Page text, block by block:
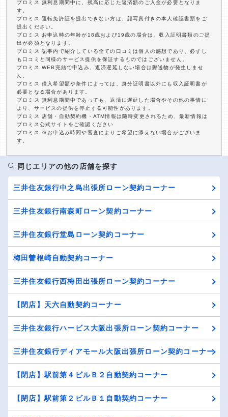
プロミス 無利息期間中に、残高に応じた返済額のご入金が必要となりま
す。
プロミス 運転免許証を提出できない方は、顔写真付きの本人確認書類をご
提出ください。
プロミス お申込時の年齢が18歳および19歳の場合は、収入証明書類のご提
出が必須となります。
プロミス 記事内で紹介している全ての口コミは個人の感想であり、必ずし
も口コミと同様のサービス提供を保証するものではございません。
プロミス WEB完結で申込み、返済遅延しない場合は郵送物が発生しませ
ん。
プロミス 借入希望額や条件によっては、身分証明書以外にも収入証明書が
必要となる場合があります。
プロミス 無利息期間中であっても、返済に遅延した場合やその他の事情に
より、サービスの提供を停止する可能性があります。
プロミス 店舗・自動契約機・ATM情報は随時変更されるため、最新情報は
プロミス公式サイトをご確認ください
プロミス ※お申込み時間や審査によりご希望に添えない場合がございま
す。
同じエリアの他の店舗を探す
三井住友銀行中之島出張所ローン契約コーナー
三井住友銀行南森町ローン契約コーナー
三井住友銀行堂島ローン契約コーナー
梅田曽根崎自動契約コーナー
三井住友銀行西梅田出張所ローン契約コーナー
【閉店】天六自動契約コーナー
三井住友銀行ハービス大阪出張所ローン契約コーナー
三井住友銀行ディアモール大阪出張所ローン契約コーナー
【閉店】駅前第４ビルＢ２自動契約コーナー
【閉店】駅前第２ビルＢ１自動契約コーナー